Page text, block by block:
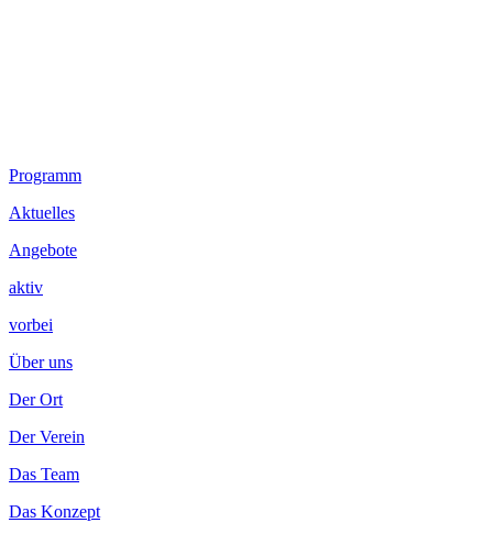
Footer
Inhalt
Programm
Aktuelles
Angebote
aktiv
vorbei
Über uns
Der Ort
Der Verein
Das Team
Das Konzept